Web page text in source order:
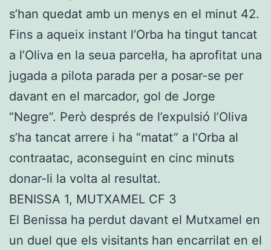
s’han quedat amb un menys en el minut 42.
Fins a aqueix instant l’Orba ha tingut tancat
a l’Oliva en la seua parcel·la, ha aprofitat una
jugada a pilota parada per a posar-se per
davant en el marcador, gol de Jorge
“Negre”. Però després de l’expulsió l’Oliva
s’ha tancat arrere i ha “matat” a l’Orba al
contraatac, aconseguint en cinc minuts
donar-li la volta al resultat.
BENISSA 1, MUTXAMEL CF 3
El Benissa ha perdut davant el Mutxamel en
un duel que els visitants han encarrilat en el